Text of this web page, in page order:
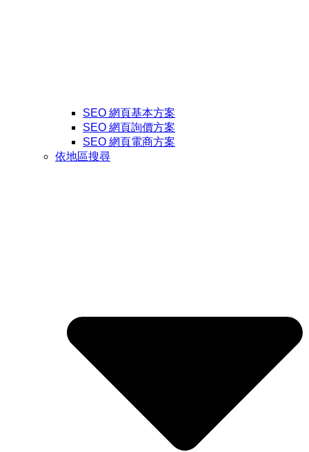
SEO 網頁基本方案
SEO 網頁詢價方案
SEO 網頁電商方案
依地區搜尋